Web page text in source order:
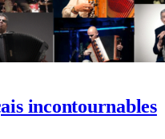
incontournables